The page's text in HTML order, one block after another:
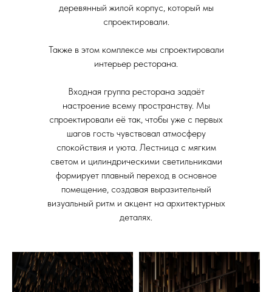
деревянный жилой корпус, который мы
спроектировали.
Также в этом комплексе мы спроектировали
интерьер ресторана.
Входная группа ресторана задаёт
настроение всему пространству. Мы
спроектировали её так, чтобы уже с первых
шагов гость чувствовал атмосферу
спокойствия и уюта. Лестница с мягким
светом и цилиндрическими светильниками
формирует плавный переход в основное
помещение, создавая выразительный
визуальный ритм и акцент на архитектурных
деталях.